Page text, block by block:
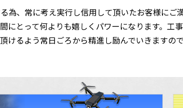
為、常に考え実行し信用して頂いたお客様に
にとって何よりも嬉しくパワーになります。
けるよう常日ごろから精進し励んでいきますの